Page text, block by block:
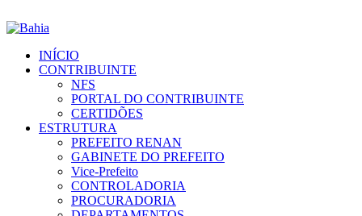
INÍCIO
CONTRIBUINTE
NFS
PORTAL DO CONTRIBUINTE
CERTIDÕES
ESTRUTURA
PREFEITO RENAN
GABINETE DO PREFEITO
Vice-Prefeito
CONTROLADORIA
PROCURADORIA